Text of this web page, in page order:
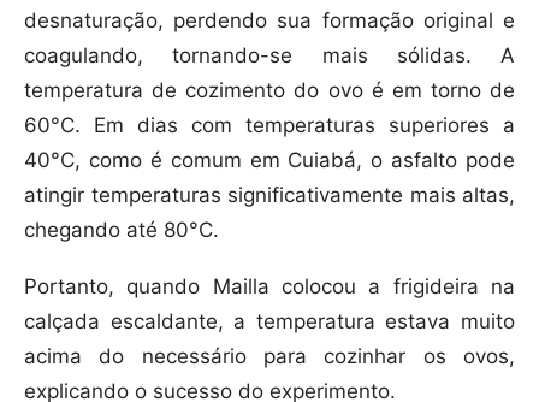
desnaturação, perdendo sua formação original e
coagulando, tornando-se mais sólidas. A
temperatura de cozimento do ovo é em torno de
60°C. Em dias com temperaturas superiores a
40°C, como é comum em Cuiabá, o asfalto pode
atingir temperaturas significativamente mais altas,
chegando até 80°C.
Portanto, quando Mailla colocou a frigideira na
calçada escaldante, a temperatura estava muito
acima do necessário para cozinhar os ovos,
explicando o sucesso do experimento.